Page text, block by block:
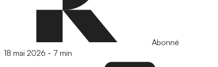
Abonné
18 mai 2026 - 7 min